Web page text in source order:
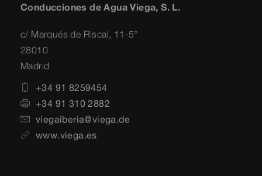
Conducciones de Agua Viega, S. L.
c/ Marqués de Riscal, 11-5°
28010
Madrid
+34 91 8259454
+34 91 310 2882
viegaiberia@viega.de
www.viega.es